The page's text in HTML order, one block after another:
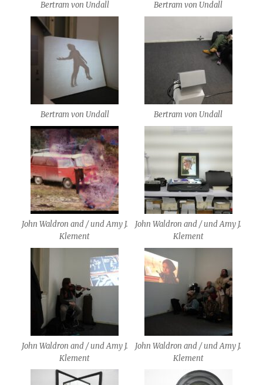
Bertram von Undall Bertram von Undall
Bertram von Undall Bertram von Undall
John Waldron and / und Amy J.
Klement
John Waldron and / und Amy J.
Klement
John Waldron and / und Amy J.
Klement
John Waldron and / und Amy J.
Klement